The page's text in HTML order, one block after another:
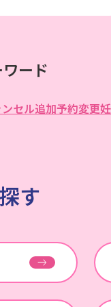
ード
セル追加予約変更
す